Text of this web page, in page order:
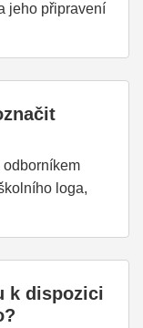
jeho připravení
odborníkem
loga,
k dispozici